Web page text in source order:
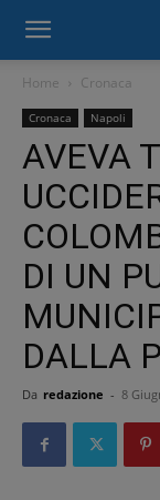
Home Cronaca
Cronaca Napoli
AVEVA
DI UN
DALLA
Da redazione - 8